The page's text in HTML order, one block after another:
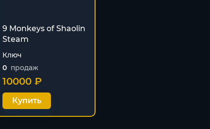
9 Monkeys of Shaolin
Steam
Ключ
0 продаж
10000 ₽
Купить